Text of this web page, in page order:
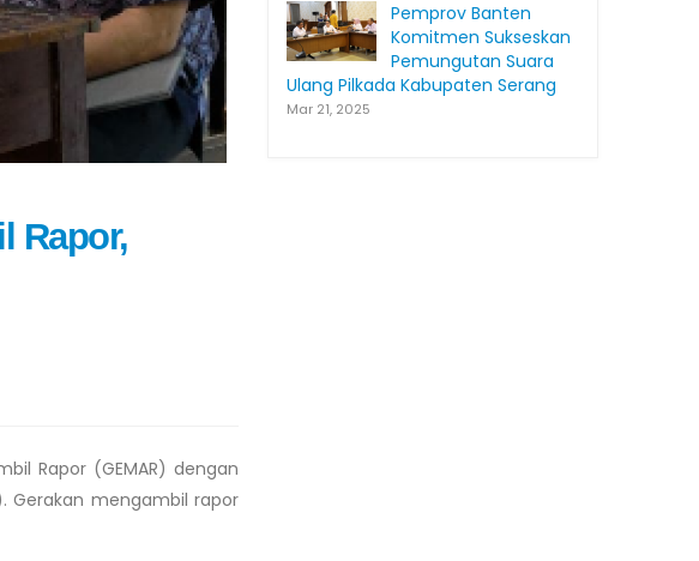
Rapor,
Rapor (GEMAR) dengan
Gerakan mengambil rapor
Pemprov Banten
Komitmen Sukseskan
Pemungutan Suara
Ulang Pilkada Kabupaten Serang
Mar 21, 2025